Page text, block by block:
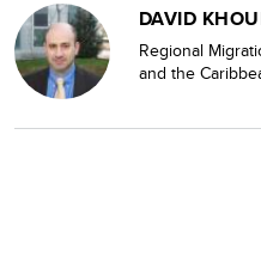
DAVID
Regional
and the